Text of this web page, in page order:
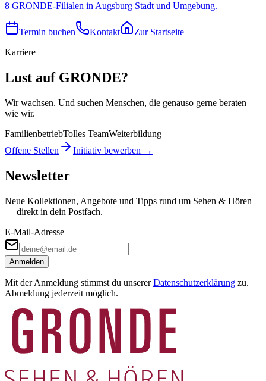
8 GRONDE-Filialen in Augsburg Stadt und Umgebung.
Termin buchen Kontakt
Zur Startseite
Karriere
Lust auf GRONDE?
Wir wachsen. Und suchen Menschen, die genauso gerne beraten
wie wir.
FamilienbetriebTolles TeamWeiterbildung
Offene Stellen
Initiativ bewerben →
Newsletter
Neue Kollektionen, Angebote und Tipps rund um Sehen & Hören
— direkt in dein Postfach.
E-Mail-Adresse
Anmelden
Mit der Anmeldung stimmst du unserer Datenschutzerklärung zu.
Abmeldung jederzeit möglich.